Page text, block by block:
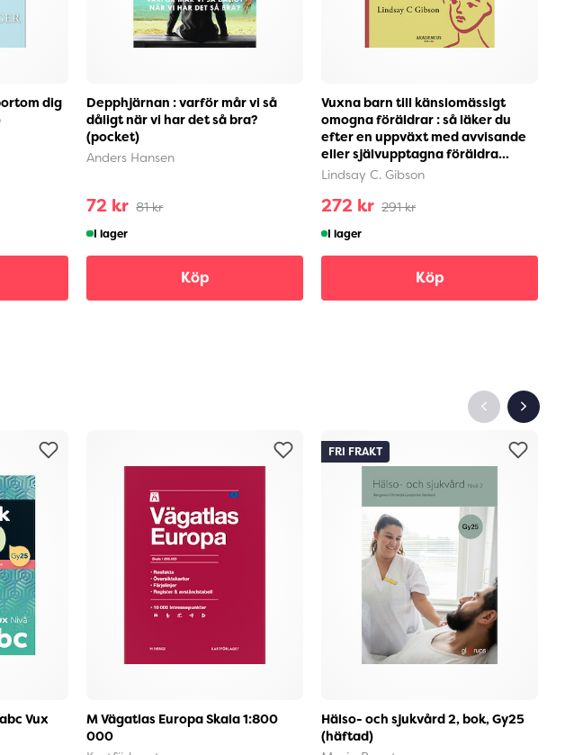
dig
Depphjärnan : varför mår vi så
dåligt när vi har det så bra?
(pocket)
Anders Hansen
72 kr 81 kr
I lager
Köp
Vuxna barn till känslomässigt
omogna föräldrar : så läker du
efter en uppväxt med avvisande
eller självupptagna föräldra...
Lindsay C. Gibson
272 kr 291 kr
I lager
Köp
Vux
M Vägatlas Europa Skala 1:800
000
Hälso- och sjukvård 2, bok, Gy25
(häftad)
FRI FRAKT